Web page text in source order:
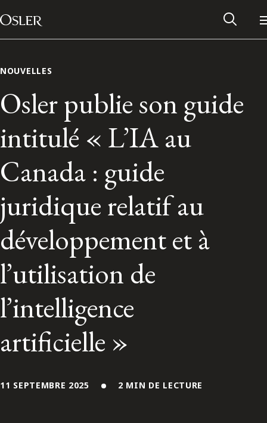
Passer au contenu
Main Navigation
Réseau des anciens d’Osler
Contactez-nous
ENGLISH
S’abonner aux articles Osler
S’abonner
NOUVELLES
Osler publie son guide
intitulé « L’IA au
Canada : guide
juridique relatif au
développement et à
l’utilisation de
l’intelligence
artificielle »
11 SEPTEMBRE 2025 2 MIN DE LECTURE